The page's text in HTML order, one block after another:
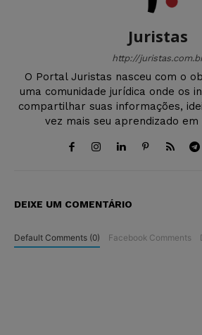
Juristas
http://
O Portal Juristas nasceu com o
uma comunidade jurídica onde os
compartilhar suas informações,
vez mais seu aprendizado
DEIXE UM COMENTÁRIO
Default Comments (0) Facebook Comments